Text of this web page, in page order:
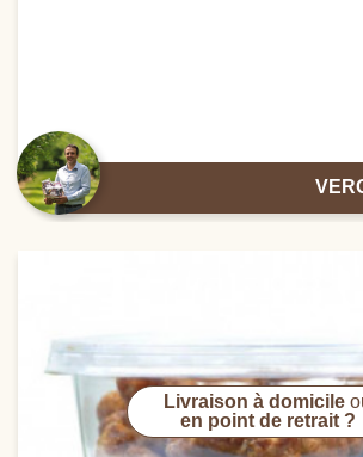
Livraison à domicile
en point de retrait ?